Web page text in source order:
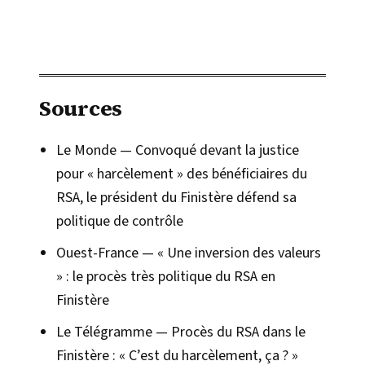
Sources
Le Monde — Convoqué devant la justice
pour « harcèlement » des bénéficiaires du
RSA, le président du Finistère défend sa
politique de contrôle
Ouest-France — « Une inversion des valeurs
» : le procès très politique du RSA en
Finistère
Le Télégramme — Procès du RSA dans le
Finistère : « C’est du harcèlement, ça ? »